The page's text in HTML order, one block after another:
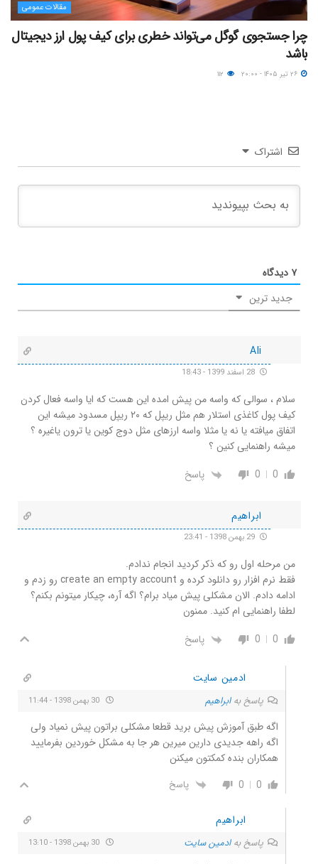
مقالات عمومی
چرا جستجوی گوگل می‌تواند خطری برای کیف پول ارز دیجیتال
باشد
اشتراک
۷ دیدگاه
جدید ترین
Ali
سلام ، سوالی که واسه من پیش امده این هست که ایا واسه فعال کردن
کیف پول کاغذی استلار هم مثل ریپل که ۲۰ ریپل مسدود میشه این
اتفاق میافته یا نه یا مثلا واسه ارزهای مثل دوج کوین یا ترون یاغیره ؟
میشه راهنمایی کنین ؟
0
0 پاسخ
ابراهیم
من مرحله اول رو که ذکر کردید انجام ندادم.
فقط نرم افزار رو دانلود کرده و create an empty account رو زدم و
ادامه دادم. الان مشکلی پیش میاد برام؟ اگه آره، چیکار میتونم بکنم؟
لطفا راهنمایی ام کنید. ممنون
0
0 پاسخ
ادمین سایت
پاسخ بهابراهیم
اگه طبق آموزش پیش برید قطعا مشکلی براتون پیش نمیاد ولی
اگه راهه جدیدی دارین میرین هر جا به مشکل خوردین بفرمایید
همکاران بنده کمکتون میکنن
0
0 پاسخ
ابراهیم
پاسخ بهادمین سایت